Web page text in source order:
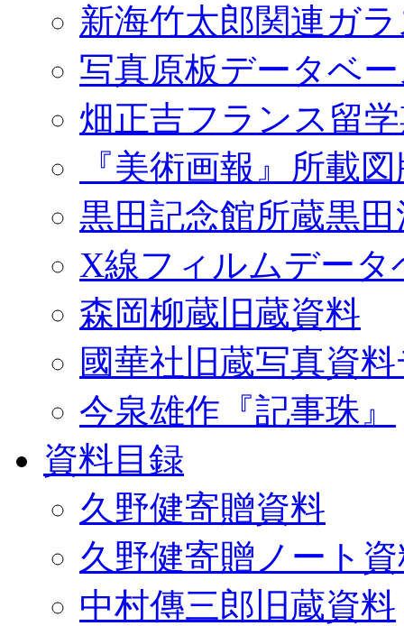
新海竹太郎関連ガ
写真原板データベ
畑正吉フランス留
『美術画報』所載
黒田記念館所蔵黒
X線フィルムデータ
森岡柳蔵旧蔵資料
國華社旧蔵写真資
今泉雄作『記事珠』
資料目録
久野健寄贈資料
久野健寄贈ノート
中村傳三郎旧蔵資料